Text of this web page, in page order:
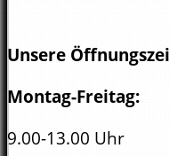
Unsere
Montag-Freitag:
9.00-13.00 Uhr